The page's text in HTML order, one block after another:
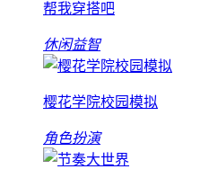
帮我穿搭吧
休闲益智
樱花学院校园模拟
角色扮演